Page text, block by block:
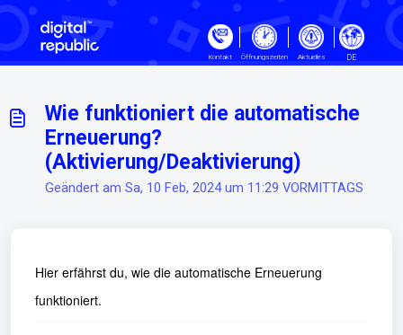
Zum hauptsächlichen Inhalt gehen
Kontakt Öffnungszeiten Aktuelles DE
Wie funktioniert die automatische
Erneuerung?
(Aktivierung/Deaktivierung)
Geändert am Sa, 10 Feb, 2024 um 11:29 VORMITTAGS
Hier erfährst du, wie die automatische Erneuerung
funktioniert.